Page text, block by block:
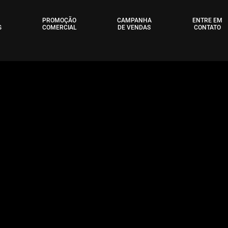
PROMOÇÃO
COMERCIAL
CAMPANHA
DE VENDAS
ENTRE EM
CONTATO